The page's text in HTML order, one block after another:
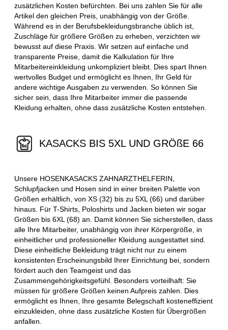
zusätzlichen Kosten befürchten. Bei uns zahlen Sie für alle
Artikel den gleichen Preis, unabhängig von der Größe.
Während es in der Berufsbekleidungsbranche üblich ist,
Zuschläge für größere Größen zu erheben, verzichten wir
bewusst auf diese Praxis. Wir setzen auf einfache und
transparente Preise, damit die Kalkulation für Ihre
Mitarbeitereinkleidung unkompliziert bleibt. Dies spart Ihnen
wertvolles Budget und ermöglicht es Ihnen, Ihr Geld für
andere wichtige Ausgaben zu verwenden. So können Sie
sicher sein, dass Ihre Mitarbeiter immer die passende
Kleidung erhalten, ohne dass zusätzliche Kosten entstehen.
KASACKS BIS 5XL UND GRÖßE 66
Unsere HOSENKASACKS ZAHNARZTHELFERIN,
Schlupfjacken und Hosen sind in einer breiten Palette von
Größen erhältlich, von XS (32) bis zu 5XL (66) und darüber
hinaus. Für T-Shirts, Poloshirts und Jacken bieten wir sogar
Größen bis 6XL (68) an. Damit können Sie sicherstellen, dass
alle Ihre Mitarbeiter, unabhängig von ihrer Körpergröße, in
einheitlicher und professioneller Kleidung ausgestattet sind.
Diese einheitliche Bekleidung trägt nicht nur zu einem
konsistenten Erscheinungsbild Ihrer Einrichtung bei, sondern
fördert auch den Teamgeist und das
Zusammengehörigkeitsgefühl. Besonders vorteilhaft: Sie
müssen für größere Größen keinen Aufpreis zahlen. Dies
ermöglicht es Ihnen, Ihre gesamte Belegschaft kosteneffizient
einzukleiden, ohne dass zusätzliche Kosten für Übergrößen
anfallen.